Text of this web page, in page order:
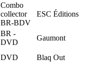
Combo
collector
BR-BDV
ESC Éditions
BR -
DVD
Gaumont
DVD Blaq Out